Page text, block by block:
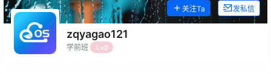
zqyagao121
学前班 Lv0
关注Ta 发私信